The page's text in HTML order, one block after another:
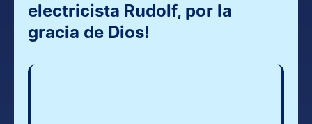
electricista Rudolf, por la
gracia de Dios!